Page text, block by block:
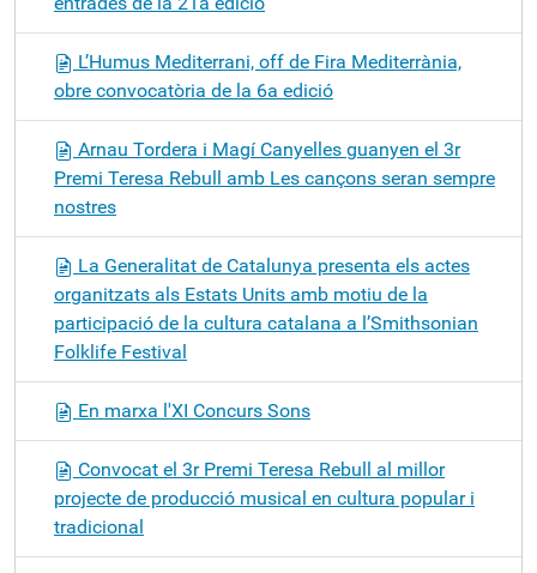
L’Humus Mediterrani, off de Fira Mediterrània,
obre convocatòria de la 6a edició
Arnau Tordera i Magí Canyelles guanyen el 3r
Premi Teresa Rebull amb Les cançons seran sempre
nostres
La Generalitat de Catalunya presenta els actes
organitzats als Estats Units amb motiu de la
participació de la cultura catalana a l’Smithsonian
Folklife Festival
En marxa l'XI Concurs Sons
Convocat el 3r Premi Teresa Rebull al millor
projecte de producció musical en cultura popular i
tradicional